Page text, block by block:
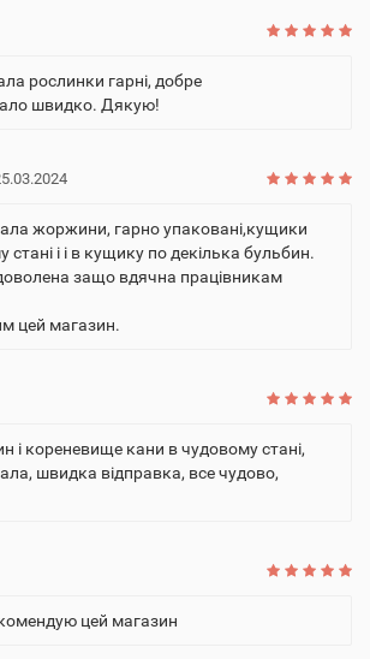
рослинки гарнi, добре
швидко. Дякую!
жоржини, гарно упаковані,кущики
стані і і в кущику по декілька бульбин.
защо вдячна працівникам
цей магазин.
і кореневище кани в чудовому стані,
швидка відправка, все чудово,
цей магазин